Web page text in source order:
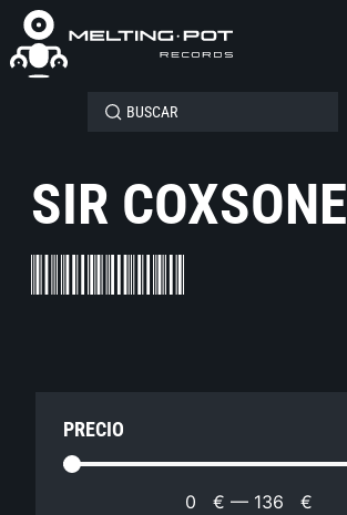
SIR COXSONE
PRECIO
0 € — 136 €